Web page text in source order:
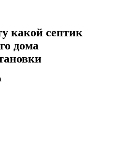
какой септик
дома